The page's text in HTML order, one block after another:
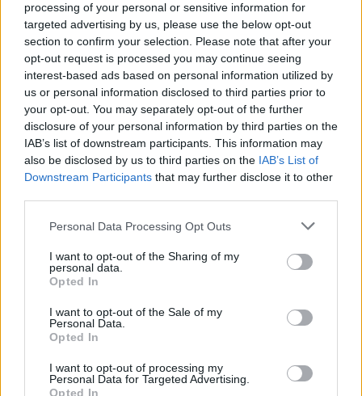
processing of your personal or sensitive information for
targeted advertising by us, please use the below opt-out
section to confirm your selection. Please note that after your
opt-out request is processed you may continue seeing
interest-based ads based on personal information utilized by
us or personal information disclosed to third parties prior to
your opt-out. You may separately opt-out of the further
disclosure of your personal information by third parties on the
IAB’s list of downstream participants. This information may
also be disclosed by us to third parties on the IAB’s List of
Downstream Participants that may further disclose it to other
Personal Data Processing Opt Outs
I want to opt-out of the Sharing of my
personal data.
Opted In
I want to opt-out of the Sale of my
Personal Data.
Opted In
I want to opt-out of processing my
Personal Data for Targeted Advertising.
Opted In
51-vuotias Susan Boyle ei ole
koskaan seurustellut
Viihdeuutiset